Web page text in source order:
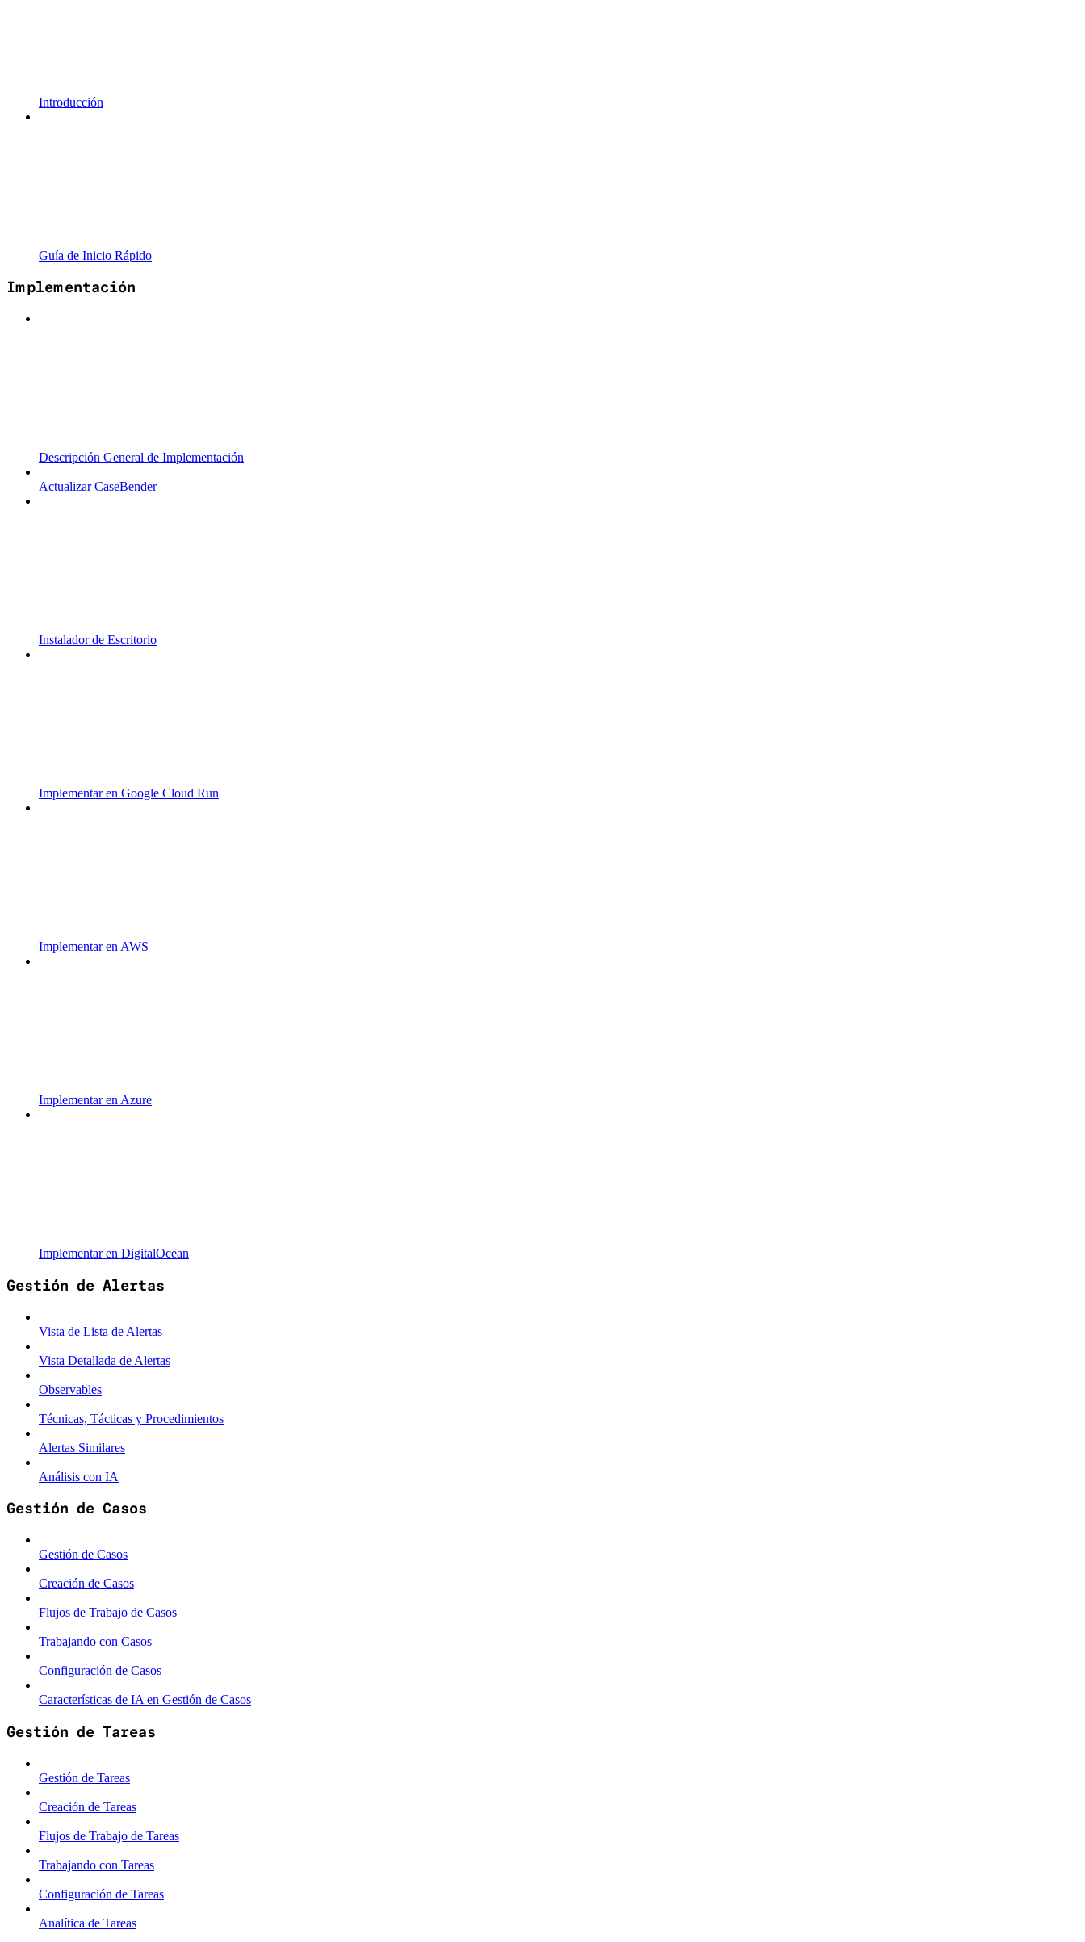
Introducción
Guía de Inicio Rápido
Implementación
Descripción General de Implementación
Actualizar CaseBender
Instalador de Escritorio
Implementar en Google Cloud Run
Implementar en AWS
Implementar en Azure
Implementar en DigitalOcean
Gestión de Alertas
Vista de Lista de Alertas
Vista Detallada de Alertas
Observables
Técnicas, Tácticas y Procedimientos
Alertas Similares
Análisis con IA
Gestión de Casos
Gestión de Casos
Creación de Casos
Flujos de Trabajo de Casos
Trabajando con Casos
Configuración de Casos
Características de IA en Gestión de Casos
Gestión de Tareas
Gestión de Tareas
Creación de Tareas
Flujos de Trabajo de Tareas
Trabajando con Tareas
Configuración de Tareas
Analítica de Tareas